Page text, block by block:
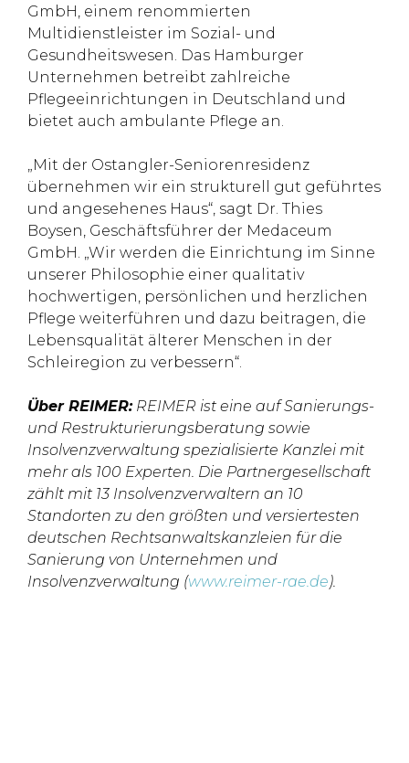
GmbH, einem renommierten
Multidienstleister im Sozial- und
Gesundheitswesen. Das Hamburger
Unternehmen betreibt zahlreiche
Pflegeeinrichtungen in Deutschland und
bietet auch ambulante Pflege an.
„Mit der Ostangler-Seniorenresidenz
übernehmen wir ein strukturell gut geführtes
und angesehenes Haus“, sagt Dr. Thies
Boysen, Geschäftsführer der Medaceum
GmbH. „Wir werden die Einrichtung im Sinne
unserer Philosophie einer qualitativ
hochwertigen, persönlichen und herzlichen
Pflege weiterführen und dazu beitragen, die
Lebensqualität älterer Menschen in der
Schleiregion zu verbessern“.
Über REIMER: REIMER ist eine auf Sanierungs-
und Restrukturierungsberatung sowie
Insolvenzverwaltung spezialisierte Kanzlei mit
mehr als 100 Experten. Die Partnergesellschaft
zählt mit 13 Insolvenzverwaltern an 10
Standorten zu den größten und versiertesten
deutschen Rechtsanwaltskanzleien für die
Sanierung von Unternehmen und
Insolvenzverwaltung (www.reimer-rae.de).